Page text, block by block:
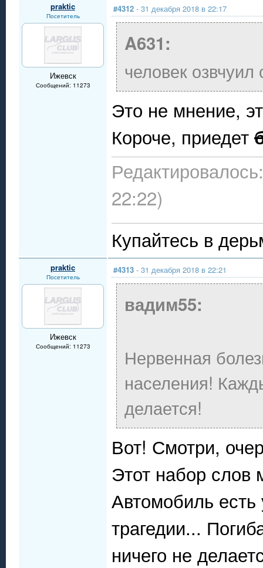
praktic
Посетитель
Ижевск
Сообщений: 11273
#4312 - 31 декабря 2018 в 22:17
A631:
человек
Это не мнение,
Короче, приедет
22:22)
Купайтесь в
praktic
Посетитель
Ижевск
Сообщений: 11273
#4313 - 31 декабря 2018 в 22:21
вадим55:
Нервенная
населения!
делается!
Вот! Смотри,
Этот набор слов
Автомобиль
трагедии...
ничего не